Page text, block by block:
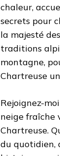
chaleur,
secrets pour
la majesté
traditions
montagne,
Chartreuse
Rejoignez-
neige fraîche
Chartreuse.
du quotidien,